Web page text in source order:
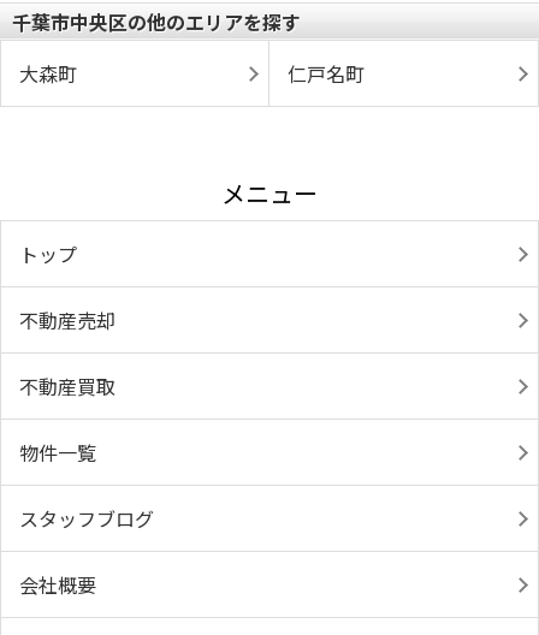
千葉市中央区の他のエリアを探す
大森町
仁戸名町
メニュー
トップ
不動産売却
不動産買取
物件一覧
スタッフブログ
会社概要